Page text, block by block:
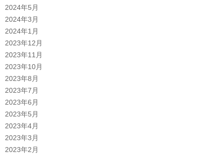
2024年5月
2024年3月
2024年1月
2023年12月
2023年11月
2023年10月
2023年8月
2023年7月
2023年6月
2023年5月
2023年4月
2023年3月
2023年2月